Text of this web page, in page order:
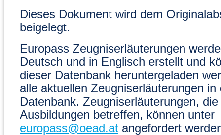
Dieses Dokument wird dem
beigelegt.
Europass Zeugniserläuterungen
Deutsch und in Englisch erstellt und
dieser Datenbank heruntergeladen
alle aktuellen Zeugniserläuterungen in
Datenbank. Zeugniserläuterungen,
Ausbildungen betreffen, können unter
europass@oead.at angefordert